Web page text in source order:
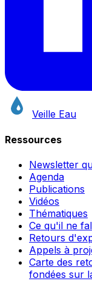
Veille Eau
Ressources
Newsletter
Agenda
Publications
Vidéos
Thématiques
Ce qu'il ne
Retours
Appels à
Carte des
fondées sur